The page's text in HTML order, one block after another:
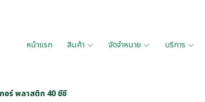
หน้าแรก สินค้า จัดจำหนาย บริการ
อร์ พลาสติก 40 ซีซี